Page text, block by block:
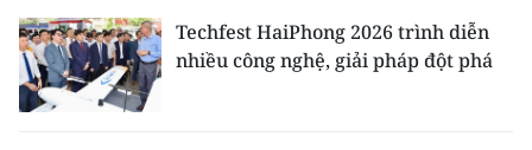
Techfest HaiPhong 2026 trình diễn
nhiều công nghệ, giải pháp đột phá